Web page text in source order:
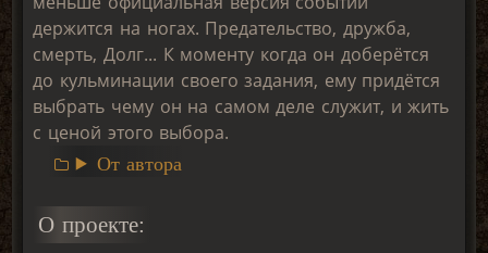
держится на ногах. Предательство, дружба,
смерть, Долг... К моменту когда он доберётся
до кульминации своего задания, ему придётся
выбрать чему он на самом деле служит, и жить
с ценой этого выбора.
От автора
О проекте: